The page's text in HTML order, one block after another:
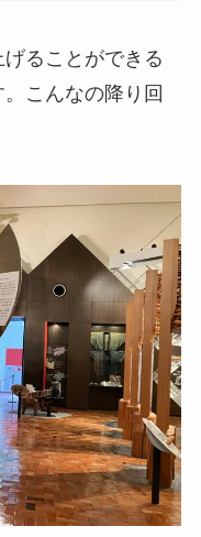
ることができる
こんなの降り回